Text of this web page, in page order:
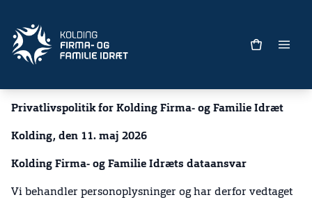
Privatlivspolitik for Kolding Firma- og Familie Idræt
Kolding, den 11. maj 2026
Kolding Firma- og Familie Idræts dataansvar
Vi behandler personoplysninger og har derfor vedtaget